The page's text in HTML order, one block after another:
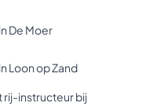
De Moer
Loon op Zand
rij-instructeur bij